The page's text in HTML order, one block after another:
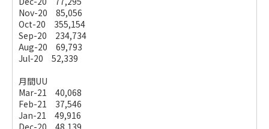
Nov-20 85,056
Oct-20 355,154
Sep-20 234,734
Aug-20 69,793
Jul-20 52,339
月間UU
Mar-21 40,068
Feb-21 37,546
Jan-21 49,916
Dec-20 48,139